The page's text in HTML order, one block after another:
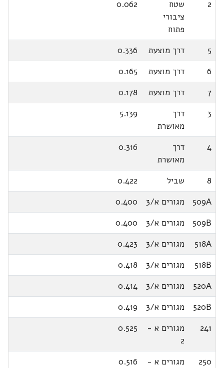
2
שטח
ציבורי
פתוח
0.062
5 דרך מוצעת
0.336
6
דרך מוצעת
0.165
7
דרך מוצעת
0.178
3
דרך
מאושרת
5.139
4
דרך
מאושרת
0.316
8 שביל
0.422
509A
מגורים א/3
0.400
509B
מגורים א/3
0.400
518A
מגורים א/3
0.423
518B
מגורים א/3
0.418
520A
מגורים א/3
0.414
520B
מגורים א/3
0.419
241
מגורים א -
2
0.525
250
מגורים א -
0.516